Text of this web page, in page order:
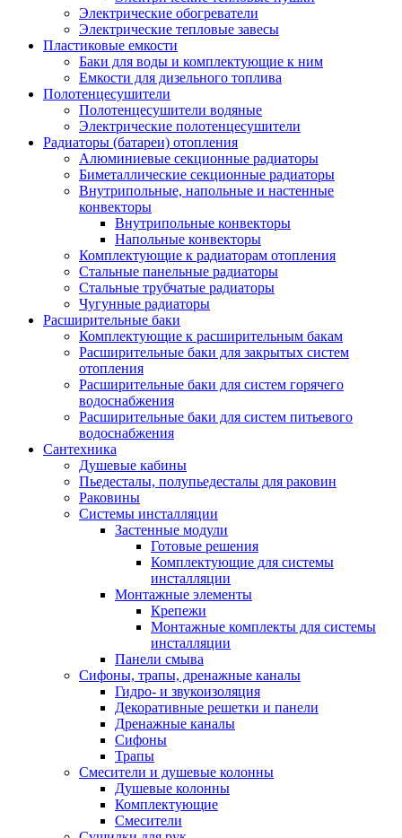
Электрические обогреватели
Электрические тепловые завесы
Пластиковые емкости
Баки для воды и комплектующие к ним
Емкости для дизельного топлива
Полотенцесушители
Полотенцесушители водяные
Электрические полотенцесушители
Радиаторы (батареи) отопления
Алюминиевые секционные радиаторы
Биметаллические секционные радиаторы
Внутрипольные, напольные и настенные
конвекторы
Внутрипольные конвекторы
Напольные конвекторы
Комплектующие к радиаторам отопления
Стальные панельные радиаторы
Стальные трубчатые радиаторы
Чугунные радиаторы
Расширительные баки
Комплектующие к расширительным бакам
Расширительные баки для закрытых систем
отопления
Расширительные баки для систем горячего
водоснабжения
Расширительные баки для систем питьевого
водоснабжения
Сантехника
Душевые кабины
Пьедесталы, полупьедесталы для раковин
Раковины
Системы инсталляции
Застенные модули
Готовые решения
Комплектующие для системы
инсталляции
Монтажные элементы
Крепежи
Монтажные комплекты для системы
инсталляции
Панели смыва
Сифоны, трапы, дренажные каналы
Гидро- и звукоизоляция
Декоративные решетки и панели
Дренажные каналы
Сифоны
Трапы
Смесители и душевые колонны
Душевые колонны
Комплектующие
Смесители